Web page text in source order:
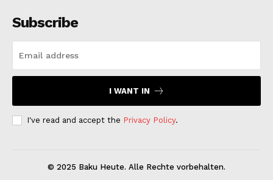
Subscribe
I WANT IN
I've read and accept the Privacy Policy.
© 2025 Baku Heute. Alle Rechte vorbehalten.